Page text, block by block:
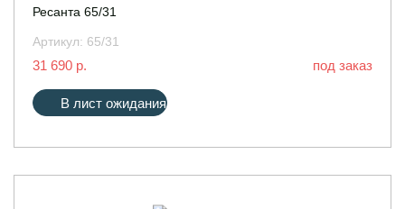
Ресанта 65/31
Артикул: 65/31
31 690 р. под заказ
В лист ожидания